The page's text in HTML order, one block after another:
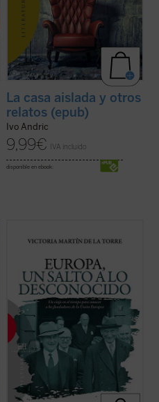
La casa aislada y otros
relatos (epub)
Ivo Andric
9,99€ IVA incluido
disponible en ebook:
relato de no ficción recrea la década en la
Comunidades Europeas (1948-1957), a
través de algunos de los principales
protagonistas de la construcción europea
(ver ficha)